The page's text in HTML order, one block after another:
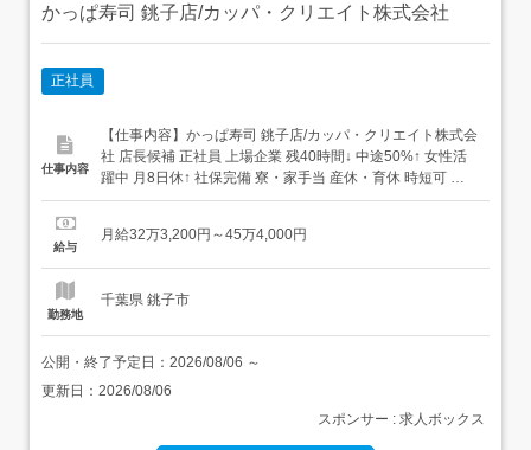
かっぱ寿司 銚子店/カッパ・クリエイト株式会社
正社員
仕事内容
【仕事内容】かっぱ寿司 銚子店/カッパ・クリエイト株式会
社 店長候補 正社員 上場企業 残40時間↓ 中途50%↑ 女性活
躍中 月8日休↑ 社保完備 寮・家⼿当 産休・育休 時短可 賞
与 退職金 まかないあり 求人情報掲載期間:2026/07/16～
充実の寿司店 住 所 千葉県 銚子市 松本...
給与
月給32万3,200円～45万4,000円
勤務地
千葉県 銚子市
公開・終了予定日： 2026/08/06 ～
更新日： 2026/08/06
スポンサー : 求人ボックス